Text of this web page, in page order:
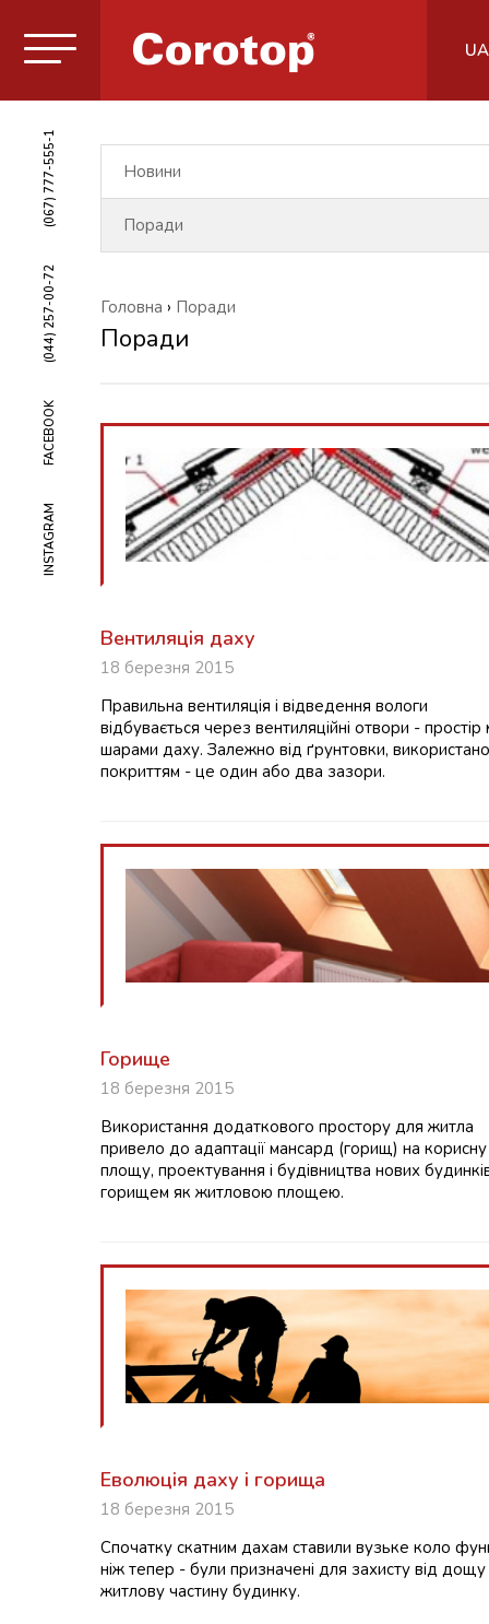
UA
INSTAGRAM
FACEBOOK
(044) 257-00-72
(067) 777-555-1 Новини
Поради
Головна › Поради
Поради
Вентиляція даху
18 березня 2015
Правильна вентиляція і відведення вологи
відбувається через вентиляційні отвори - простір
шарами даху. Залежно від ґрунтовки,
покриттям - це один або два зазори.
Горище
18 березня 2015
Використання додаткового простору для житла
привело до адаптації мансард (горищ) на корисну
площу, проектування і будівництва нових
горищем як житловою площею.
Еволюція даху і горища
18 березня 2015
Спочатку cкатним дахам ставили вузьке коло
ніж тепер - були призначені для захисту від дощу
житлову частину будинку.